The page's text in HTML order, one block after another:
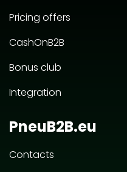
Pricing offers
CashOnB2B
Bonus club
Integration
PneuB2B.eu
Contacts